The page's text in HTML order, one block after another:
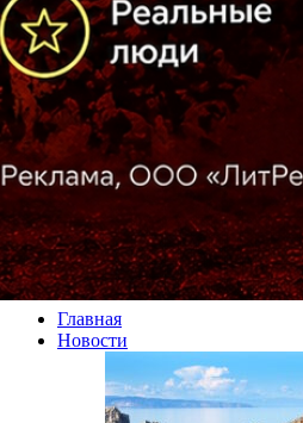
Главная
Новости